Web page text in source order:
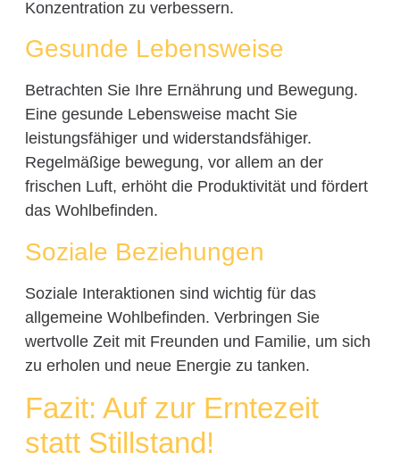
Konzentration zu verbessern.
Gesunde Lebensweise
Betrachten Sie Ihre Ernährung und Bewegung.
Eine gesunde Lebensweise macht Sie
leistungsfähiger und widerstandsfähiger.
Regelmäßige bewegung, vor allem an der
frischen Luft, erhöht die Produktivität und fördert
das Wohlbefinden.
Soziale Beziehungen
Soziale Interaktionen sind wichtig für das
allgemeine Wohlbefinden. Verbringen Sie
wertvolle Zeit mit Freunden und Familie, um sich
zu erholen und neue Energie zu tanken.
Fazit: Auf zur Erntezeit
statt Stillstand!